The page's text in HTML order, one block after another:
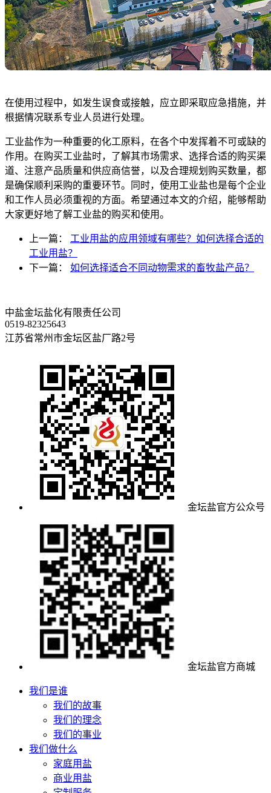
在使用过程中，如发生误食或接触，应立即采取应急措施，并
根据情况联系专业人员进行处理。
工业盐作为一种重要的化工原料，在各个中发挥着不可或缺的
作用。在购买工业盐时，了解其市场需求、选择合适的购买渠
道、注意产品质量和供应商信誉，以及合理规划购买数量，都
是确保顺利采购的重要环节。同时，使用工业盐也是每个企业
和工作人员必须重视的方面。希望通过本文的介绍，能够帮助
大家更好地了解工业盐的购买和使用。
上一篇： 工业用盐的应用领域有哪些？如何选择合适的
工业用盐？
下一篇： 如何选择适合不同动物需求的畜牧盐产品？
中盐金坛盐化有限责任公司
0519-82325643
江苏省常州市金坛区盐厂路2号
金坛盐官方公众号
金坛盐官方商城
我们是谁
我们的故事
我们的理念
我们的事业
我们做什么
家庭用盐
商业用盐